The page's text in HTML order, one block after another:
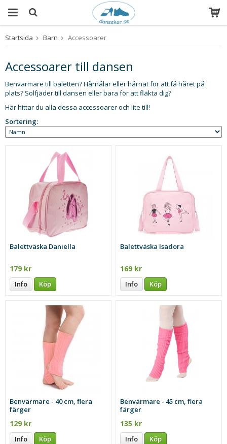
Produkten har blivit tillagd i varukorgen
Startsida Barn Accessoarer
Accessoarer till dansen
Benvärmare till baletten? Hårnålar eller hårnät för att få håret på
plats? Solfjäder till dansen eller bara för att fläkta dig?
Här hittar du alla dessa accessoarer och lite till!
Sortering:
Balettväska Daniella
179 kr
Info Köp
Balettväska Isadora
169 kr
Info Köp
Benvärmare - 40 cm, flera
färger
129 kr
Info Köp
Benvärmare - 45 cm, flera
färger
135 kr
Info Köp